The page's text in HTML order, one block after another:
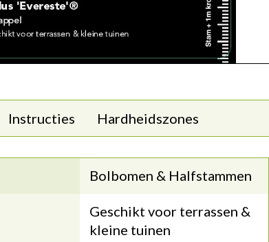
Instructies Hardheidszones
Bolbomen & Halfstammen
Geschikt voor terrassen &
kleine tuinen